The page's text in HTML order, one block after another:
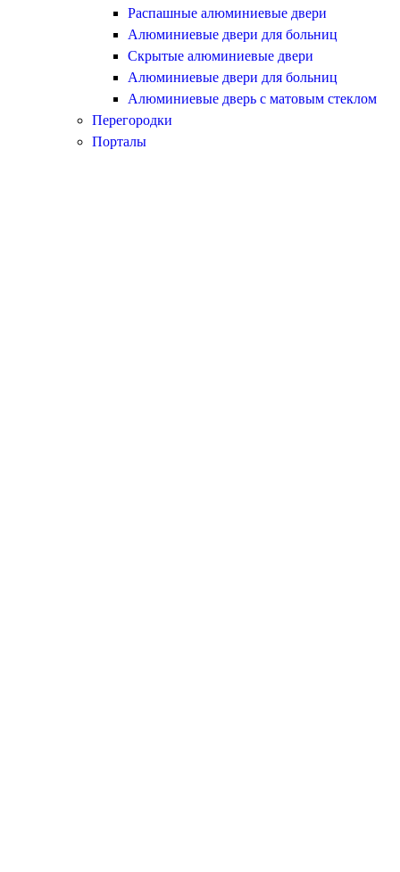
Распашные алюминиевые двери
Алюминиевые двери для больниц
Скрытые алюминиевые двери
Алюминиевые двери для больниц
Алюминиевые дверь с матовым стеклом
Перегородки
Порталы